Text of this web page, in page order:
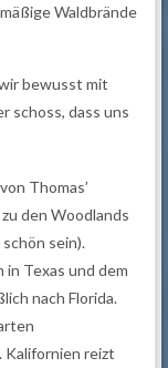
Waldbrände
bewusst mit
schoss, dass uns
Thomas’
den Woodlands
sein).
Texas und dem
nach Florida.
Kalifornien reizt